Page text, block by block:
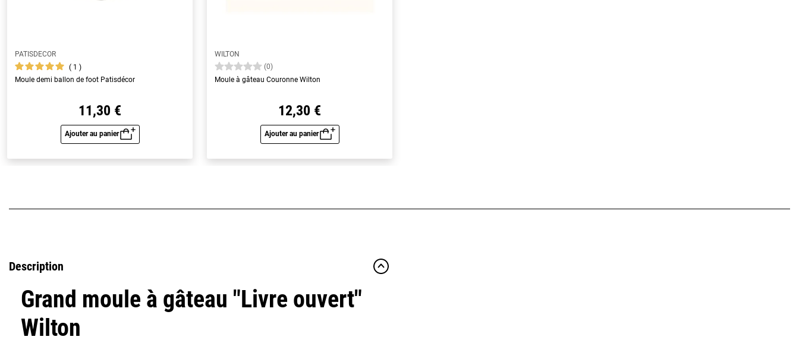
PATISDECOR
1
Moule demi ballon de foot Patisdécor
11,30 €
Ajouter au panier
Aperçu rapide
WILTON
(0)
Moule à gâteau Couronne Wilton
12,30 €
Ajouter au panier
Aperçu rapide
Description
Grand moule à gâteau "Livre ouvert"
Wilton